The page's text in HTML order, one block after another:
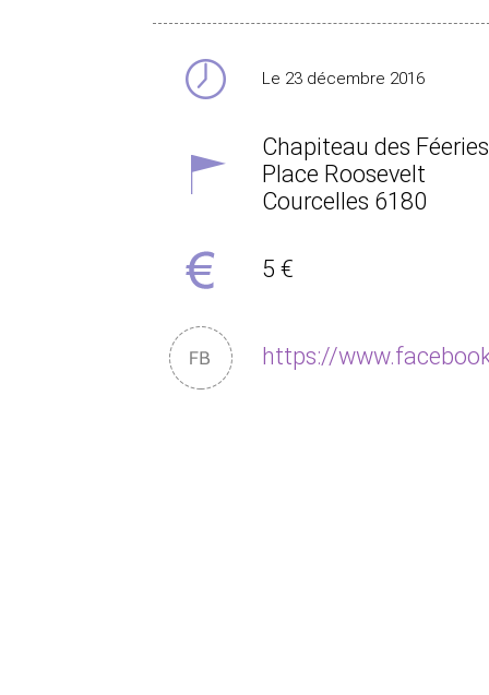
Le 23 décembre 2016
Chapiteau des Féeries
Place Roosevelt
Courcelles 6180
5 €
https://